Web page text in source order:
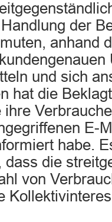
der
anhand
und sich
hat die
ihre
E-
habe.
dass die
von